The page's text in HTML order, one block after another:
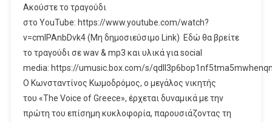
Νικητής
Του
Voice
Of
Κυκλοφορεί
Ακούστε το τραγούδι
στο YouTube: https://www.youtube.com/watch?
v=cmlPAnbDvk4 (Μη δημοσιεύσιμο Link) Εδώ θα βρείτε
τo τραγούδι σε wav & mp3 και υλικά για social
media: https://umusic.box.com/s/
Ο Κωνσταντίνος Κωμοδρόμος, ο μεγάλος νικητής
του «The Voice of Greece», έρχεται δυναμικά με την
πρώτη του επίσημη κυκλοφορία, παρουσιάζοντας τη